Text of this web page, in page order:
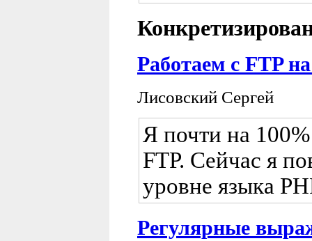
Работаем с FTP
Лисовский Сергей
Я почти на
FTP. Сейчас я
уровне языка
Регулярные